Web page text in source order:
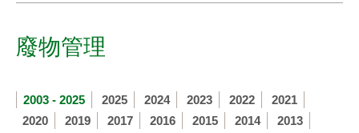
廢物管理
2003 - 2025 2025 2024 2023 2022
2021
2020
2019 2017 2016 2015 2014
2013